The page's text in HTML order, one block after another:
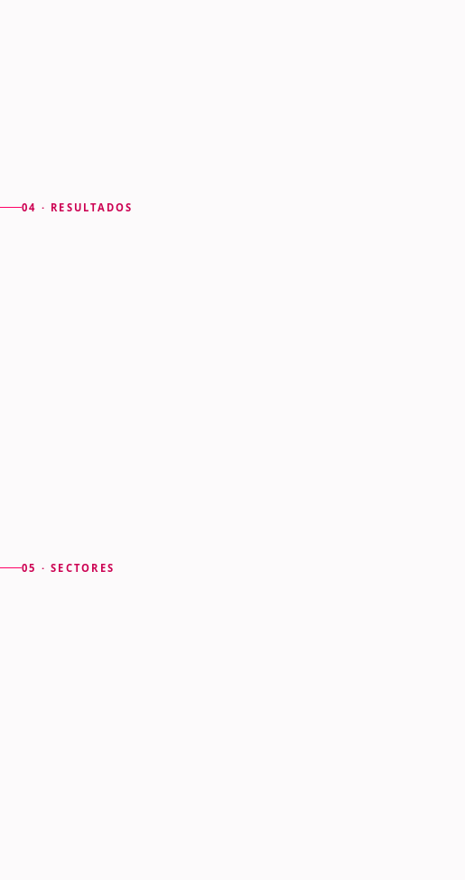
04 · RESULTADOS
05 · SECTORES